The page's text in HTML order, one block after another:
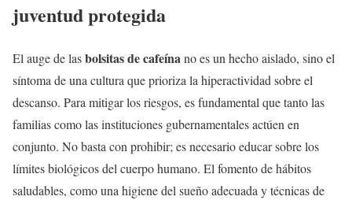
juventud protegida
El auge de lasbolsitas de cafeínano es un hecho aislado, sino el
síntoma de una cultura que prioriza la hiperactividad sobre el
descanso. Para mitigar los riesgos, es fundamental que tanto las
familias como las instituciones gubernamentales actúen en
conjunto. No basta con prohibir; es necesario educar sobre los
límites biológicos del cuerpo humano. El fomento de hábitos
saludables, como una higiene del sueño adecuada y técnicas de